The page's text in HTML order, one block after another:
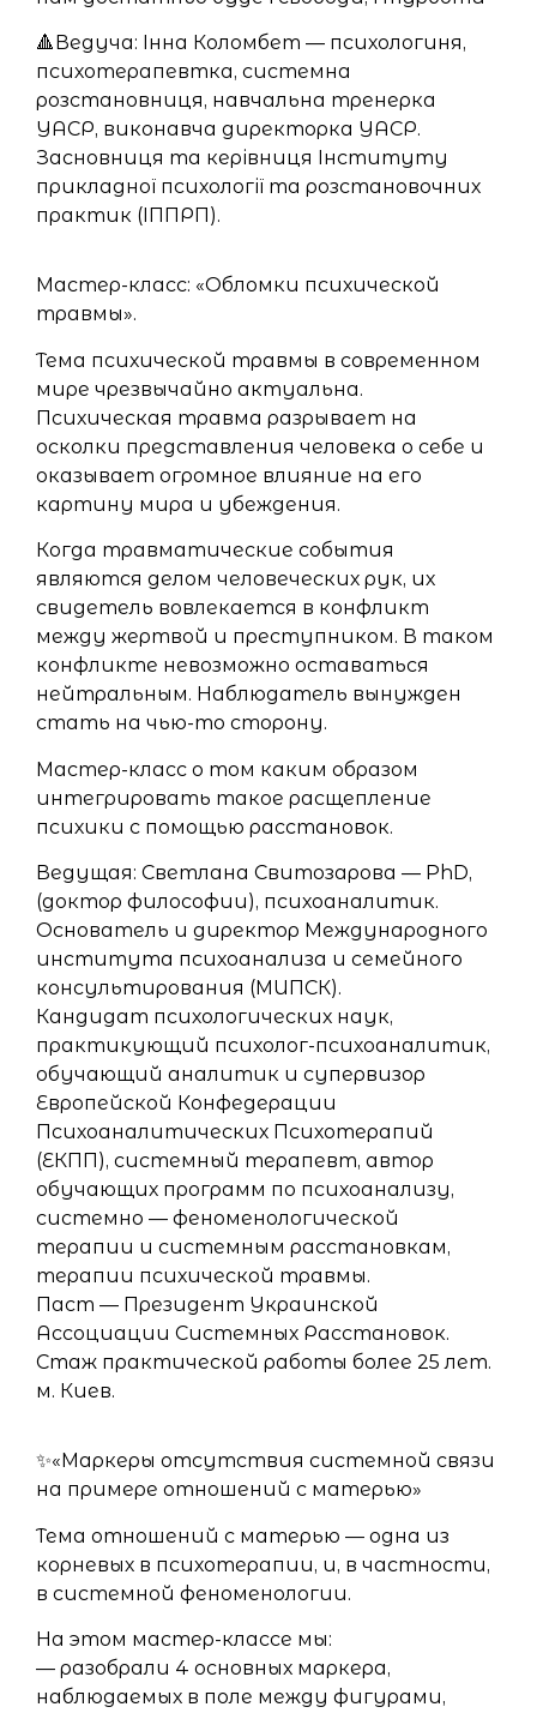
🔺Ведуча: Інна Коломбет — психологиня,
психотерапевтка, системна
розстановниця, навчальна тренерка
УАСР, виконавча директорка УАСР.
Засновниця та керівниця Інституту
прикладної психології та розстановочних
практик (ІППРП).
Мастер-класс: «Обломки психической
травмы».
Тема психической травмы в современном
мире чрезвычайно актуальна.
Психическая травма разрывает на
осколки представления человека о себе и
оказывает огромное влияние на его
картину мира и убеждения.
Когда травматические события
являются делом человеческих рук, их
свидетель вовлекается в конфликт
между жертвой и преступником. В таком
конфликте невозможно оставаться
нейтральным. Наблюдатель вынужден
стать на чью-то сторону.
Мастер-класс о том каким образом
интегрировать такое расщепление
психики с помощью расстановок.
Ведущая: Светлана Свитозарова — PhD,
(доктор философии), психоаналитик.
Основатель и директор Международного
института психоанализа и семейного
консультирования (МИПСК).
Кандидат психологических наук,
практикующий психолог-психоаналитик,
обучающий аналитик и супервизор
Европейской Конфедерации
Психоаналитических Психотерапий
(ЕКПП), системный терапевт, автор
обучающих программ по психоанализу,
системно — феноменологической
терапии и системным расстановкам,
терапии психической травмы.
Паст — Президент Украинской
Ассоциации Системных Расстановок.
Стаж практической работы более 25 лет.
м. Киев.
✨«Маркеры отсутствия системной связи
на примере отношений с матерью»
Тема отношений с матерью — одна из
корневых в психотерапии, и, в частности,
в системной феноменологии.
На этом мастер-классе мы:
— разобрали 4 основных маркера,
наблюдаемых в поле между фигурами,